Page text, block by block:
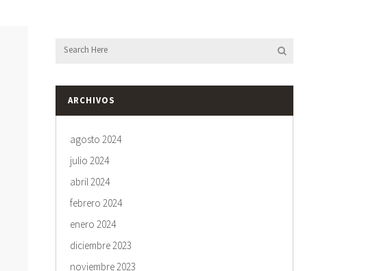
ARCHIVOS
agosto 2024
julio 2024
abril 2024
febrero 2024
enero 2024
diciembre 2023
noviembre 2023